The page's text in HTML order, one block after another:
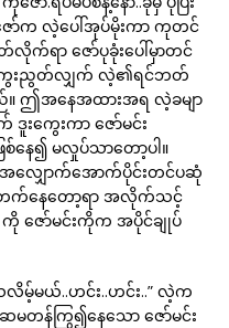
ာ်က လဲ့ပေါ်အုပ်မိုးကာ ကုတင်
ရာ ဇော်ပုခုံးပေါ်မှာတင်
ကွေးညွတ်လျှက် လဲ့၏ရင်ဘတ်
။ ဤအနေအထားအရ လဲ့ခမျာ
ဒူးကွေးကာ ဇော်မင်း
ေ၍ မလှုပ်သာတော့ပါ။
လျှောက်အောက်ပိုင်းတင်ပဆုံ
တက်နေတော့ရာ အလိုက်သင့်
ဇော်မင်းကိုက အပိုင်ချုပ်
လိမ့်မယ်..ဟင်း..ဟင်း..” လဲ့က
တန်ကြွ၍နေသော ဇော်မင်း